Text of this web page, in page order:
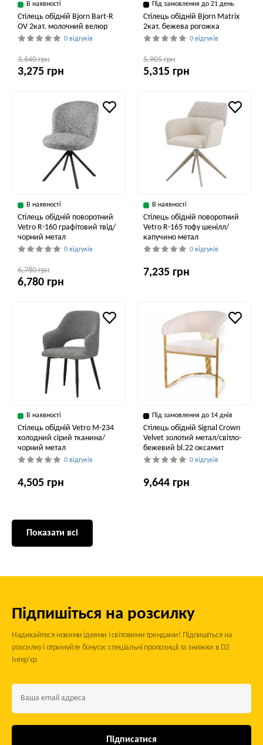
В наявності
Стілець обідній Bjorn Bart-R
OV 2кат. молочний велюр
0 відгуків
3,640 грн
3,275 грн
Під замовлення до 21 день
Стілець обідній Bjorn Matrix
2кат. бежева рогожка
0 відгуків
5,905 грн
5,315 грн
В наявності
Стілець обідній поворотний
Vetro R-160 графітовий твід/
чорний метал
0 відгуків
6,780 грн
6,780 грн
В наявності
Стілець обідній поворотний
Vetro R-165 тофу шенілл/
капучино метал
0 відгуків
7,235 грн
В наявності
Стілець обідній Vetro M-234
холодний сірий тканина/
чорний метал
0 відгуків
4,505 грн
Під замовлення до 14 днів
Стілець обідній Signal Crown
Velvet золотий метал/світло-
бежевий bl.22 оксамит
0 відгуків
9,644 грн
Показати всі
Підпишіться на розсилку
Надихайтеся новими ідеями і світовими трендами! Підпишіться на
розсилку і отримуйте бонуси: спеціальні пропозиції та знижки в D2
Інтер'єр
Підписатися